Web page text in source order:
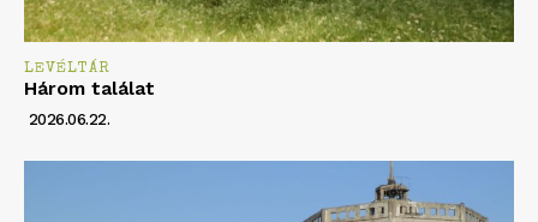
LEVÉLTÁR
Három találat
2026.06.22.